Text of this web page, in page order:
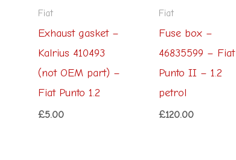
Fiat
Exhaust gasket –
Kalrius 410493
(not OEM part) –
Fiat Punto 1.2
£5.00
Fiat
Fuse box –
46835599 – Fiat
Punto II – 1.2
petrol
£120.00